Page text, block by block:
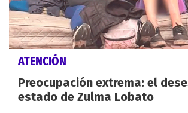
ATENCIÓN
Preocupación extrema: el
estado de Zulma Lobato